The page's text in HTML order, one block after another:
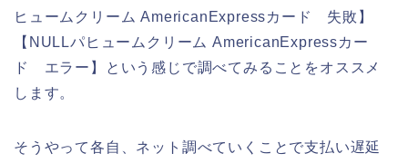
ヒュームクリーム AmericanExpressカード 失敗】
【NULLパヒュームクリーム AmericanExpressカー
ド エラー】という感じで調べてみることをオススメ
します。
そうやって各自、ネット調べていくことで支払い遅延